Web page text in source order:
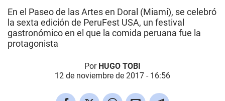
En el Paseo de las Artes en Doral (Miami), se celebró
la sexta edición de PeruFest USA, un festival
gastronómico en el que la comida peruana fue la
protagonista
Por HUGO TOBI
12 de noviembre de 2017 - 16:56